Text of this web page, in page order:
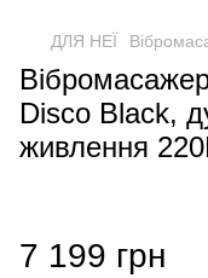
ДЛЯ НЕЇ
Disco Black,
живлення
7 199 грн